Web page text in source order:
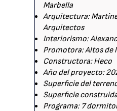
Marbella
Arquitectura:
Arquitectos
Interiorismo:
Promotora: Altos de
Constructora: Heco
Año del proyecto:
Superficie del
Superficie
Programa: 7